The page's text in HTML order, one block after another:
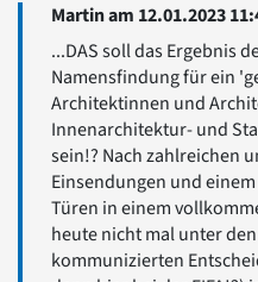
Martin am 12.01.2023
...DAS soll das Ergebnis
Namensfindung für ein
Architektinnen und
Innenarchitektur- und
sein!? Nach zahlreichen
Einsendungen und
Türen in einem
heute nicht mal unter
kommunizierten